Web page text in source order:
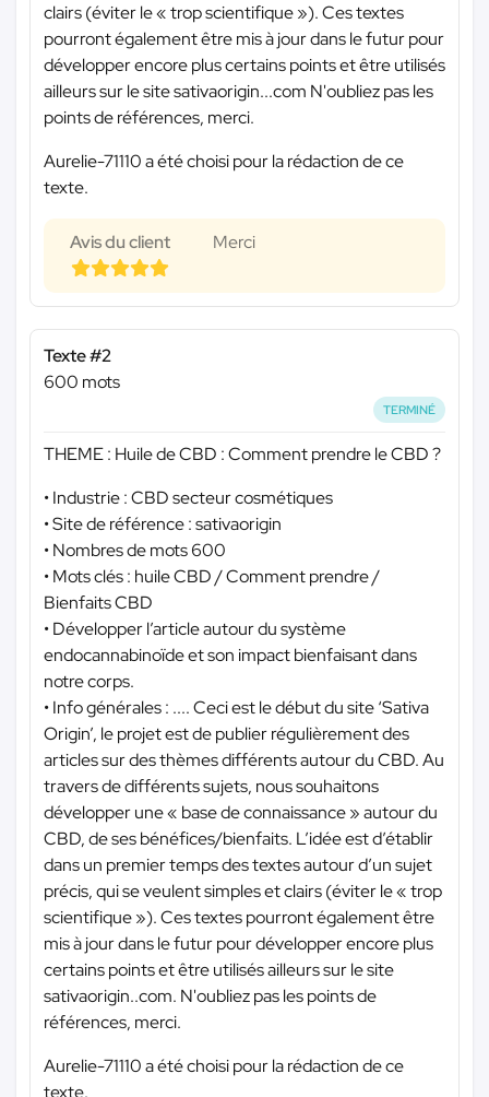
clairs (éviter le « trop scientifique »). Ces textes
pourront également être mis à jour dans le futur pour
développer encore plus certains points et être utilisés
ailleurs sur le site sativaorigin...com N'oubliez pas les
points de références, merci.
Aurelie-71110 a été choisi pour la rédaction de ce
texte.
Avis du client Merci
Texte #2
600 mots
TERMINÉ
THEME : Huile de CBD : Comment prendre le CBD ?
• Industrie : CBD secteur cosmétiques
• Site de référence : sativaorigin
• Nombres de mots 600
• Mots clés : huile CBD / Comment prendre /
Bienfaits CBD
• Développer l’article autour du système
endocannabinoïde et son impact bienfaisant dans
notre corps.
• Info générales : .... Ceci est le début du site ‘Sativa
Origin’, le projet est de publier régulièrement des
articles sur des thèmes différents autour du CBD. Au
travers de différents sujets, nous souhaitons
développer une « base de connaissance » autour du
CBD, de ses bénéfices/bienfaits. L’idée est d’établir
dans un premier temps des textes autour d’un sujet
précis, qui se veulent simples et clairs (éviter le « trop
scientifique »). Ces textes pourront également être
mis à jour dans le futur pour développer encore plus
certains points et être utilisés ailleurs sur le site
sativaorigin..com. N'oubliez pas les points de
références, merci.
Aurelie-71110 a été choisi pour la rédaction de ce
texte.